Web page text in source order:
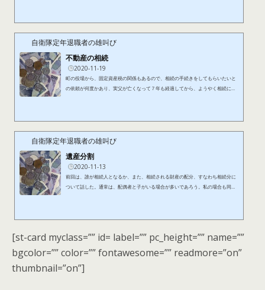
しない。したがって、法律の条文では、「相続等による所有権の移転の...
自衛隊定年退職者の雄叫び
不動産の相続
2020-11-19
町の役場から、固定資産税の関係もあるので、相続の手続きをしてもらいたいと
の依頼が何度かあり、実父が亡くなって７年も経過してから、ようやく相続によ
分割も３人の話し合いですみ、さらに相続財産も建物と土地の不動産ぐ...
自衛隊定年退職者の雄叫び
遺産分割
2020-11-13
前回は、誰が相続人となるか、また、相続される財産の配分、すなわち相続分に
ついて話した。通常は、配偶者と子がいる場合が多いであろう。私の場合も同様
し、協議が調わないときは、家庭裁判所に分割の請求をすることができる...
[st-card myclass=”” id= label=”” pc_height=”” name=””
bgcolor=”” color=”” fontawesome=”” readmore=”on”
thumbnail=”on”]